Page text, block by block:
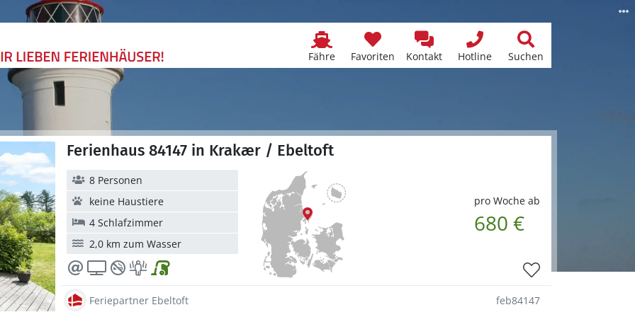
Fähre Favoriten Kontakt Hotline Suchen
Ferienhaus 84147 in Krakær / Ebeltoft
pro Woche ab
680 €
8 Personen
keine Haustiere
4 Schlafzimmer
2,0 km zum Wasser
Feriepartner Ebeltoft feb84147